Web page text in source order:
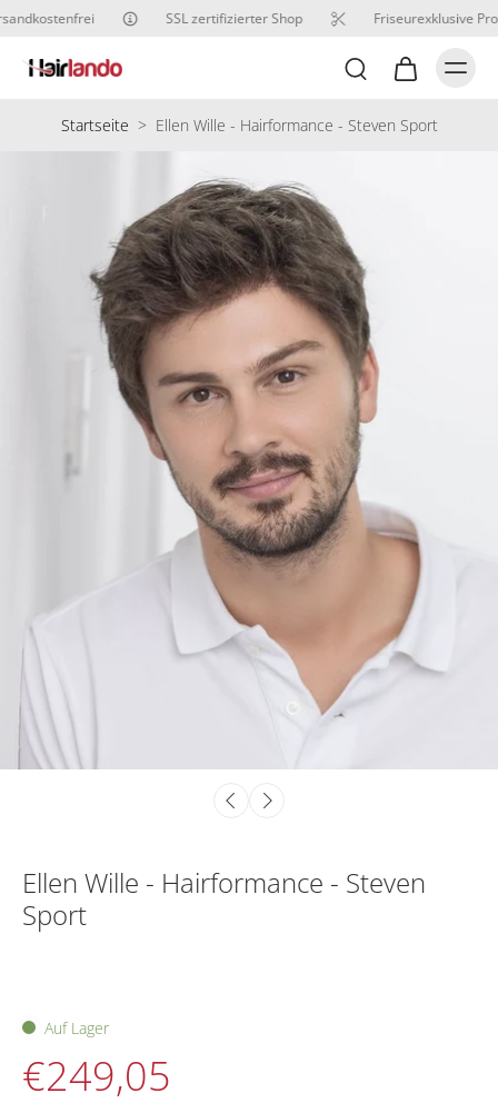
SSL zertifizierter Shop Friseurexklusive
Startseite > Ellen Wille - Hairformance - Steven Sport
Ellen Wille - Hairformance - Steven
Sport
Auf Lager
€249,05